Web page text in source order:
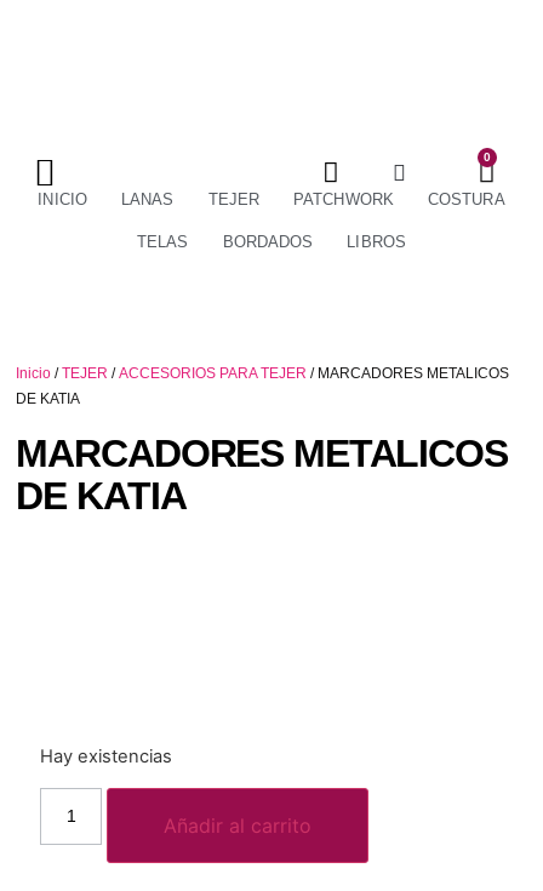
0
INICIO LANAS TEJER PATCHWORK COSTURA
TELAS BORDADOS LIBROS
Inicio /TEJER /ACCESORIOS PARA TEJER / MARCADORES METALICOS
DE KATIA
MARCADORES METALICOS
DE KATIA
Hay existencias
Añadir al carrito